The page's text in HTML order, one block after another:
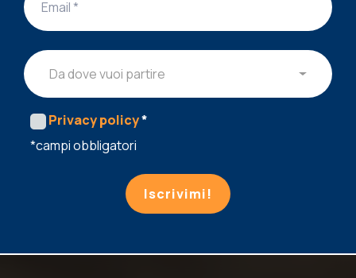
Da dove vuoi partire
Privacy policy*
*campi obbligatori
Iscrivimi!